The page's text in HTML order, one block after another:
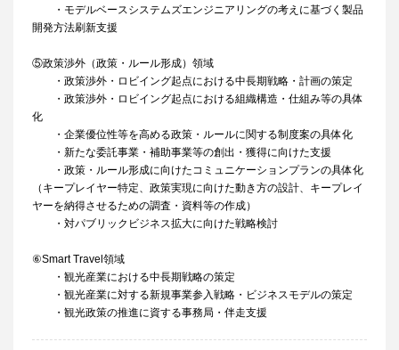
・モデルベースシステムズエンジニアリングの考えに基づく製品
開発方法刷新支援
⑤政策渉外（政策・ルール形成）領域
・政策渉外・ロビイング起点における中長期戦略・計画の策定
・政策渉外・ロビイング起点における組織構造・仕組み等の具体
化
・企業優位性等を高める政策・ルールに関する制度案の具体化
・新たな委託事業・補助事業等の創出・獲得に向けた支援
・政策・ルール形成に向けたコミュニケーションプランの具体化
（キープレイヤー特定、政策実現に向けた動き方の設計、キープレイ
ヤーを納得させるための調査・資料等の作成）
・対パブリックビジネス拡大に向けた戦略検討
⑥Smart Travel領域
・観光産業における中長期戦略の策定
・観光産業に対する新規事業参入戦略・ビジネスモデルの策定
・観光政策の推進に資する事務局・伴走支援